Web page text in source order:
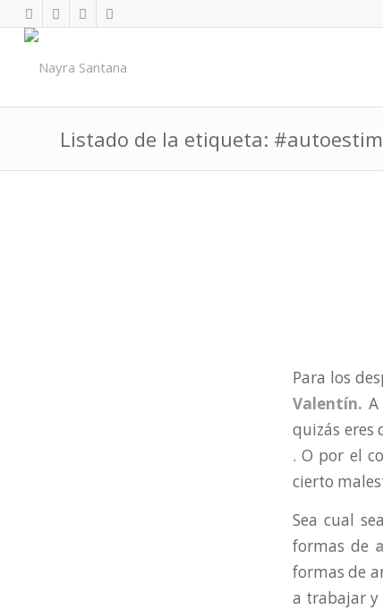
Listado de la etiqueta:
Para los
Valentín.
quizás eres
. O por el
cierto
Sea cual
formas de
formas de
a trabajar y